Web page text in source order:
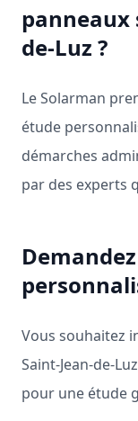
panneaux
de-Luz ?
Le Solarman
étude
démarches
par des experts
Vous souhaitez
Saint-Jean-de-
pour une étude